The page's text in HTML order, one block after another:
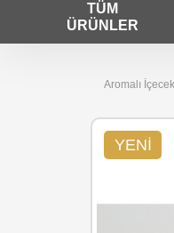
TÜM
ÜRÜNLER
Aromalı
YENI